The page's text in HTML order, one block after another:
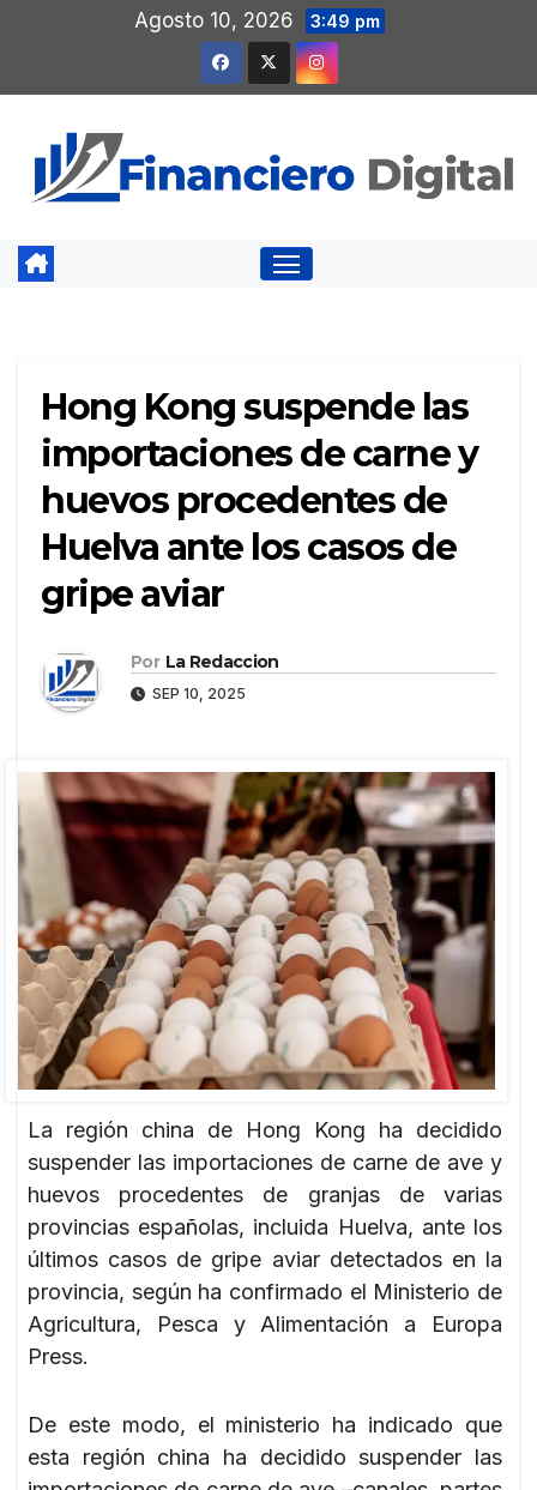
contenido
Agosto 10, 2026 3:49 pm
Hong Kong suspende las
importaciones de carne y
huevos procedentes de
Huelva ante los casos de
gripe aviar
Por La Redaccion
SEP 10, 2025
La región china de Hong Kong ha decidido
suspender las importaciones de carne de ave y
huevos procedentes de granjas de varias
provincias españolas, incluida Huelva, ante los
últimos casos de gripe aviar detectados en la
provincia, según ha confirmado el Ministerio de
Agricultura, Pesca y Alimentación a Europa
Press.
De este modo, el ministerio ha indicado que
esta región china ha decidido suspender las